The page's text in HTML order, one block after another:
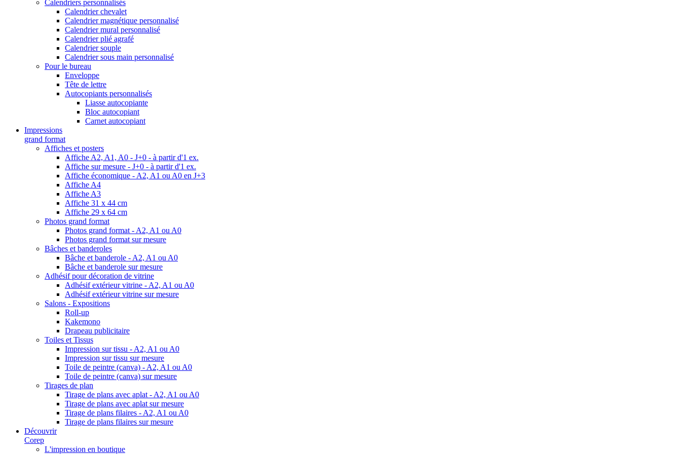
Calendriers personnalisés
Calendrier chevalet
Calendrier magnétique personnalisé
Calendrier mural personnalisé
Calendrier plié agrafé
Calendrier souple
Calendrier sous main personnalisé
Pour le bureau
Enveloppe
Tête de lettre
Autocopiants personnalisés
Liasse autocopiante
Bloc autocopiant
Carnet autocopiant
Impressions
grand format
Affiches et posters
Affiche A2, A1, A0 - J+0 - à partir d'1 ex.
Affiche sur mesure - J+0 - à partir d'1 ex.
Affiche économique - A2, A1 ou A0 en J+3
Affiche A4
Affiche A3
Affiche 31 x 44 cm
Affiche 29 x 64 cm
Photos grand format
Photos grand format - A2, A1 ou A0
Photos grand format sur mesure
Bâches et banderoles
Bâche et banderole - A2, A1 ou A0
Bâche et banderole sur mesure
Adhésif pour décoration de vitrine
Adhésif extérieur vitrine - A2, A1 ou A0
Adhésif extérieur vitrine sur mesure
Salons - Expositions
Roll-up
Kakemono
Drapeau publicitaire
Toiles et Tissus
Impression sur tissu - A2, A1 ou A0
Impression sur tissu sur mesure
Toile de peintre (canva) - A2, A1 ou A0
Toile de peintre (canva) sur mesure
Tirages de plan
Tirage de plans avec aplat - A2, A1 ou A0
Tirage de plans avec aplat sur mesure
Tirage de plans filaires - A2, A1 ou A0
Tirage de plans filaires sur mesure
Découvrir
Corep
L'impression en boutique